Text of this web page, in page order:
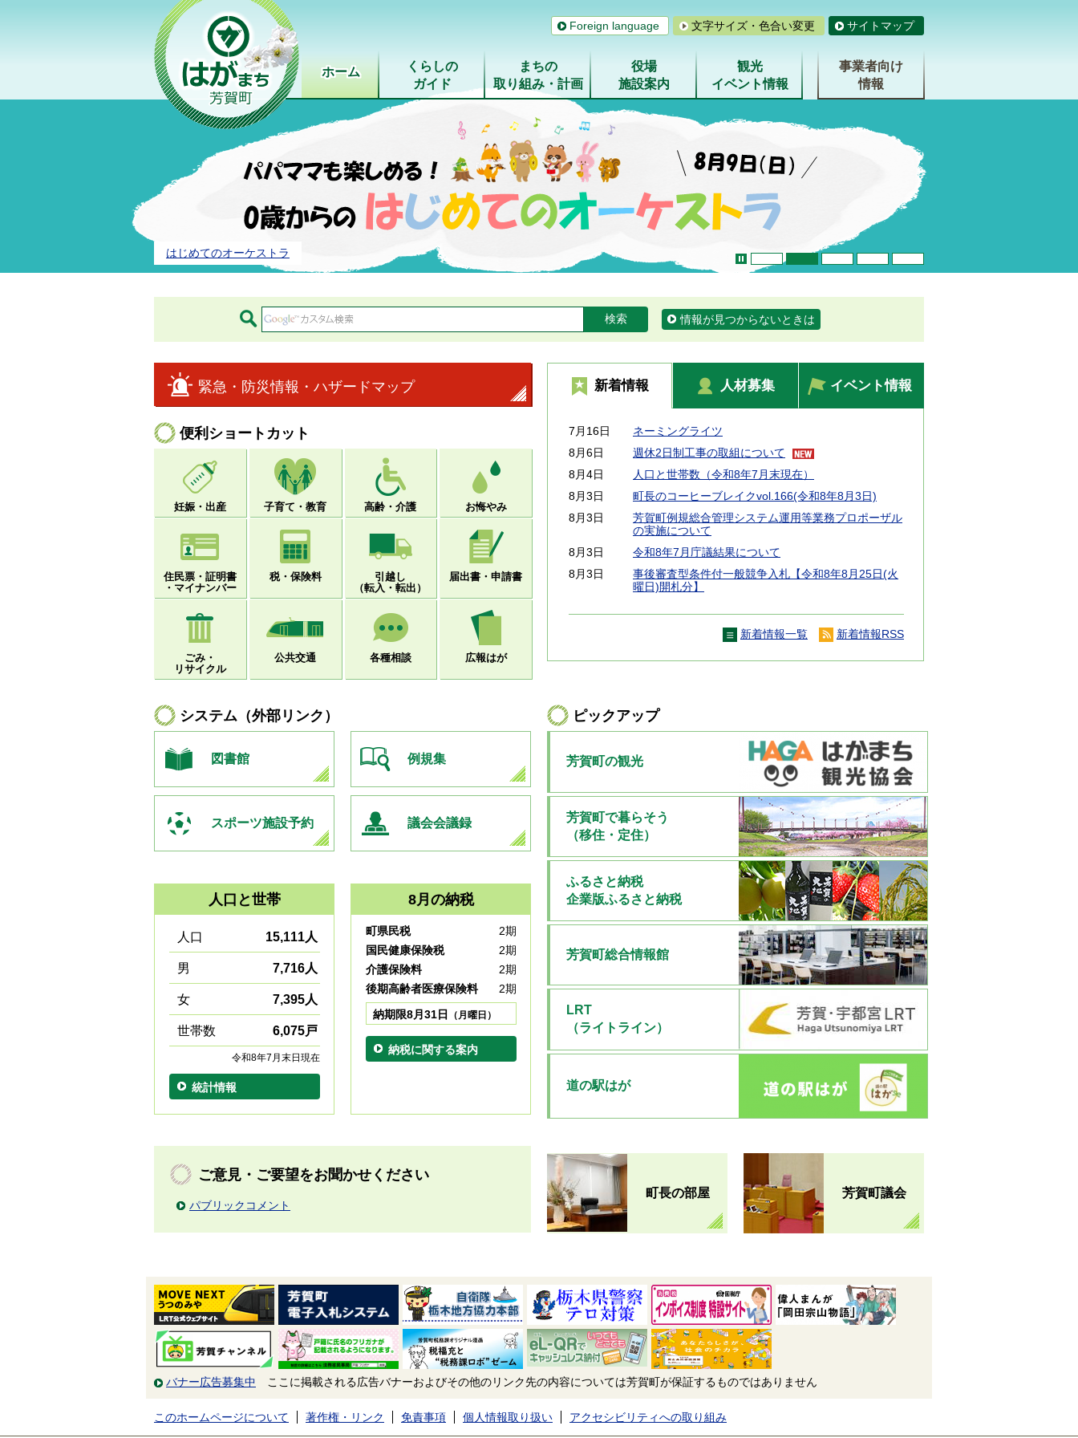
Foreign language 文字サイズ・色合い変更 サイトマップ
ホーム
くらしの
ガイド
まちの
取り組み・計画
役場
施設案内
観光
イベント情報
事業者向け
情報
はじめてのオーケストラ
stop 1つめのスライドを表示
情報が見つからないときは
緊急・防災情報・ハザードマップ
便利ショートカット
妊娠・出産 子育て・教育 高齢・介護 お悔やみ
住民票・証明書
・マイナンバー
税・保険料
引越し
（転入・転出）
届出書・申請書
ごみ・
リサイクル
公共交通 各種相談 広報はが
新着情報
7月16日
ネーミングライツ
8月6日
週休2日制工事の取組について
8月4日
人口と世帯数（令和8年7月末現在）
8月3日
町長のコーヒーブレイクvol.166(令和8年8月3日)
8月3日
芳賀町例規総合管理システム運用等業務プロポーザル
の実施について
8月3日
令和8年7月庁議結果について
8月3日
事後審査型条件付一般競争入札【令和8年8月25日(火
曜日)開札分】
新着情報一覧 新着情報RSS
人材募集 イベント情報
システム（外部リンク）
図書館 例規集
スポーツ施設予約 議会会議録
人口と世帯
人口 15,111人
男 7,716人
女 7,395人
世帯数 6,075戸
令和8年7月末日現在
統計情報
8月の納税
町県民税
2期
国民健康保険税
2期
介護保険料
2期
後期高齢者医療保険料
2期
納期限8月31日
（月曜日）
納税に関する案内
ピックアップ
芳賀町の観光
芳賀町で暮らそう
（移住・定住）
ふるさと納税
企業版ふるさと納税
芳賀町総合情報館
LRT
（ライトライン）
道の駅はが
ご意見・ご要望をお聞かせください
パブリックコメント
町長の部屋 芳賀町議会
バナー広告募集中 ここに掲載される広告バナーおよびその他のリンク先の内容については芳賀町が保証するものではありません
このホームページについて 著作権・リンク 免責事項 個人情報取り扱い アクセシビリティへの取り組み